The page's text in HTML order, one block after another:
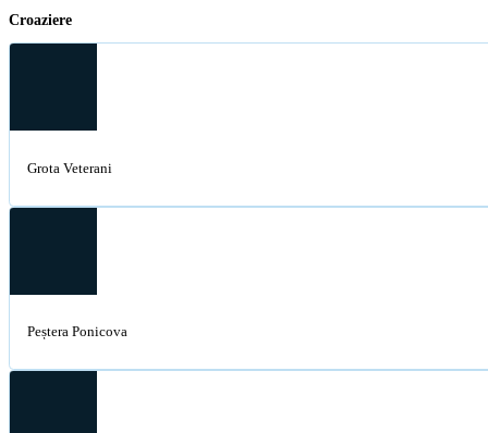
Croaziere
Grota Veterani
Peștera Ponicova